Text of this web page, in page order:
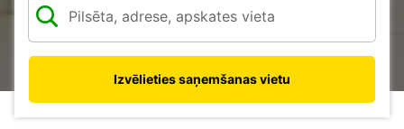
Izvēlieties saņemšanas vietu